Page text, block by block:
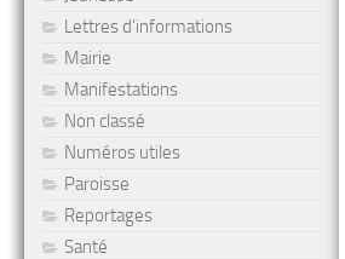
Lettres d'informations
Mairie
Manifestations
Non classé
Numéros utiles
Paroisse
Reportages
Santé